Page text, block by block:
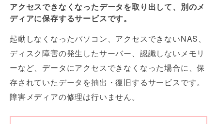
アクセスできなくなったデータを取り出して、別のメ
ディアに保存するサービスです。
起動しなくなったパソコン、アクセスできないNAS、
ディスク障害の発生したサーバー、認識しないメモリ
ーなど、データにアクセスできなくなった場合に、保
存されていたデータを抽出・復旧するサービスです。
障害メディアの修理は行いません。